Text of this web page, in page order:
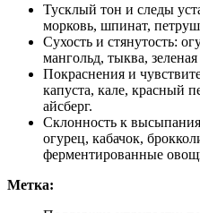
Тусклый тон и следы
морковь, шпинат,
Сухость и стянутость:
мангольд, тыква,
Покраснения и
капуста, кале, красный
айсберг.
Склонность к
огурец, кабачок,
ферментированные
Метка: